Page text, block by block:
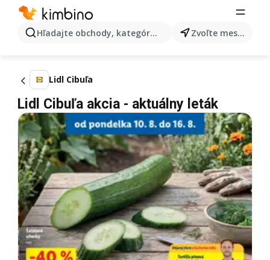
Hľadajte obchody, kategórie, produkty... Zvoľte mesto
Lidl Cibuľa
Lidl Cibuľa akcia - aktuálny leták